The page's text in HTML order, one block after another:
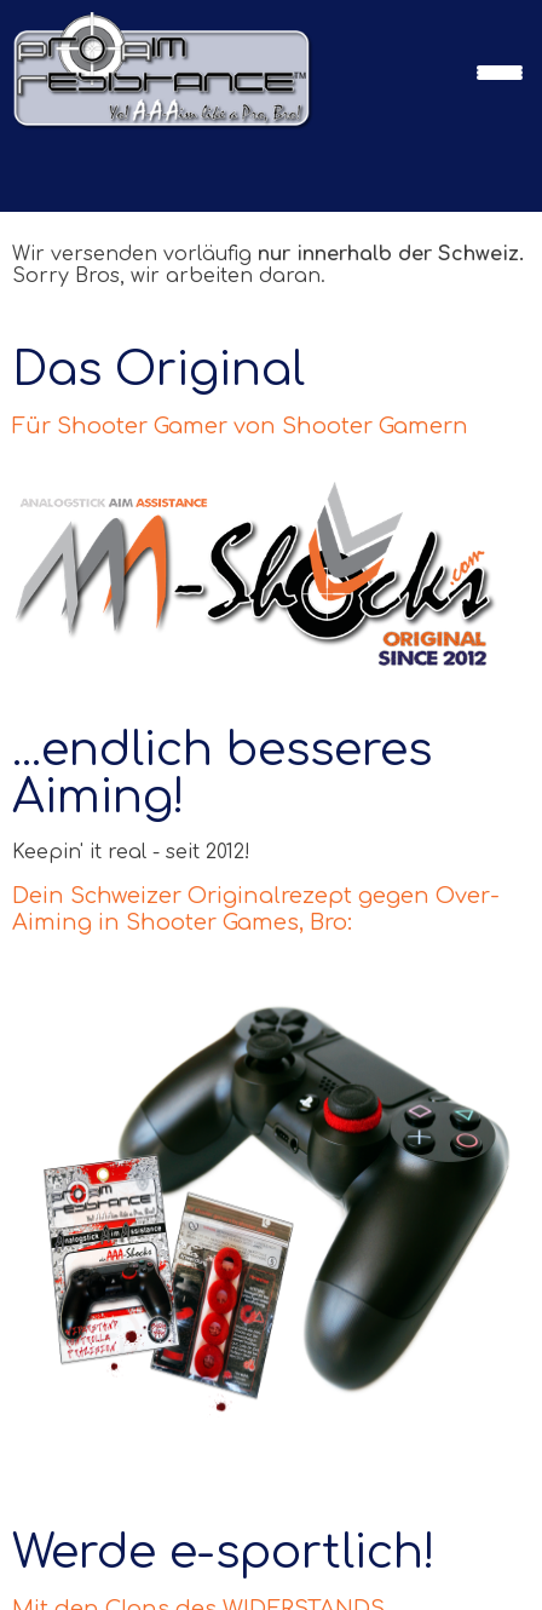
Wir versenden vorläufig nur innerhalb der Schweiz.
Sorry Bros, wir arbeiten daran.
Das Original
Für Shooter Gamer von Shooter Gamern
...endlich besseres
Aiming!
Keepin' it real - seit 2012!
Dein Schweizer Originalrezept gegen Over-
Aiming in Shooter Games, Bro:
Werde e-sportlich!